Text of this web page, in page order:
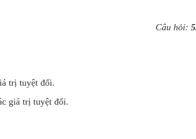
Câu hỏi:
trị tuyệt đối.
giá trị tuyệt đối.